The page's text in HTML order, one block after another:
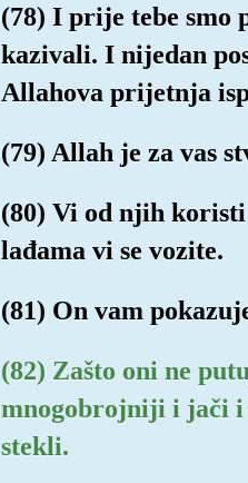
(78) I prije tebe smo
kazivali. I nijedan
Allahova prijetnja
(79) Allah je za vas
(80) Vi od njih
lađama vi se vozite.
(81) On vam
(82) Zašto oni ne
mnogobrojniji i jači i
stekli.